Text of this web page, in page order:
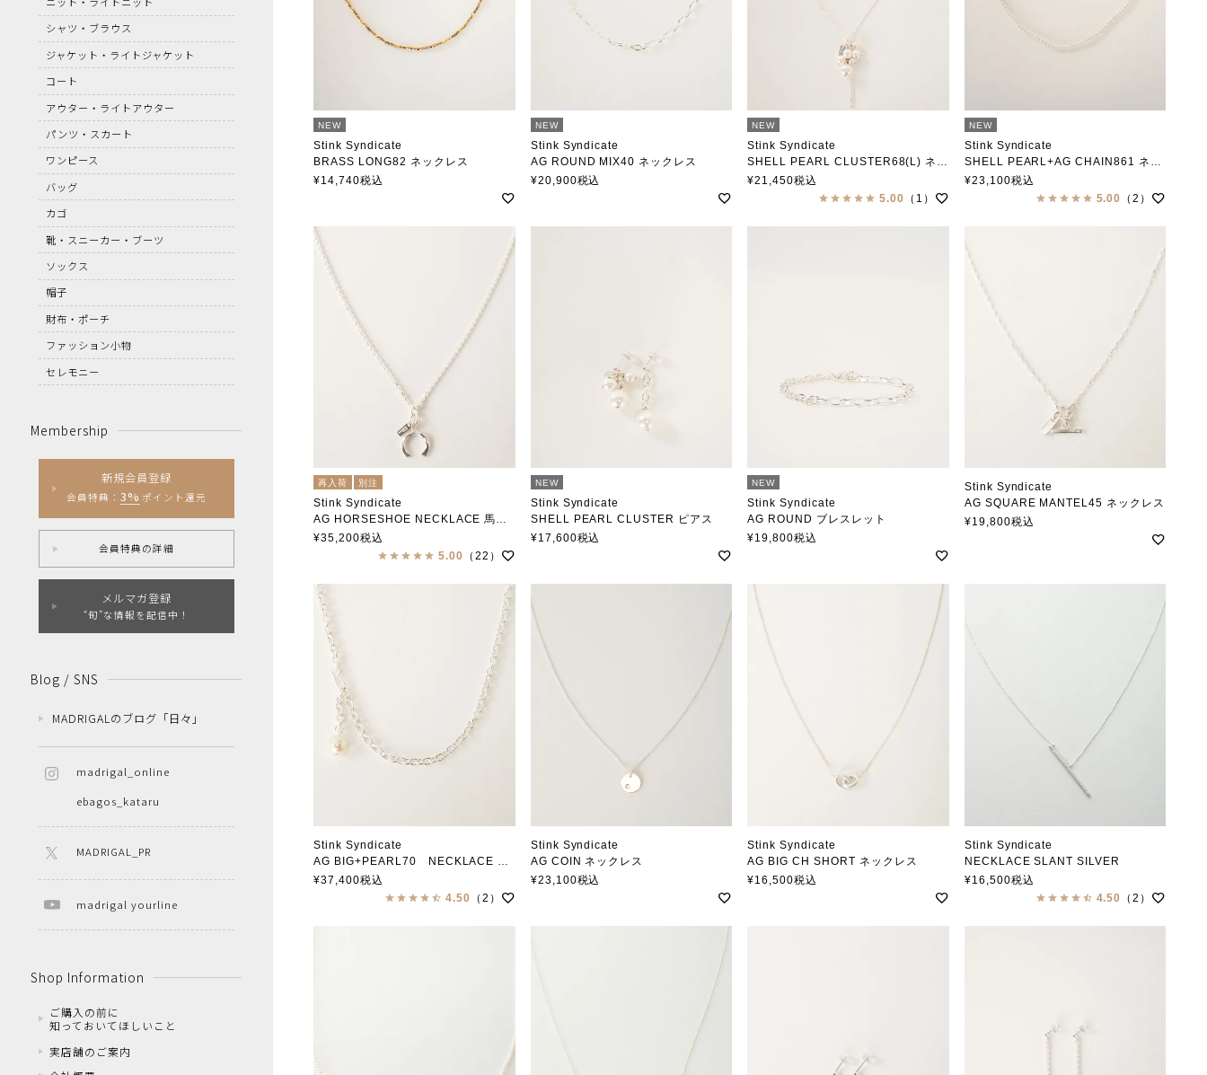
NEW
Stink Syndicate
BRASS LONG82 ネックレス
スティンクシンジケート
¥14,740税込
NEW
Stink Syndicate
AG ROUND MIX40 ネックレス
スティンクシンジケート
¥20,900税込
NEW
Stink Syndicate
SHELL PEARL CLUSTER68(L) ネックレス
スティンクシンジケート
¥21,450税込
5.00 （1）
NEW
Stink Syndicate
SHELL PEARL+AG CHAIN861 ネックレス
スティンクシンジケート
¥23,100税込
5.00 （2）
再入荷 別注
Stink Syndicate
AG HORSESHOE NECKLACE 馬蹄ネックレス
スティンクシンジケート
¥35,200税込
5.00 （22）
NEW
Stink Syndicate
SHELL PEARL CLUSTER ピアス
スティンクシンジケート
¥17,600税込
NEW
Stink Syndicate
AG ROUND ブレスレット
スティンクシンジケート
¥19,800税込
Stink Syndicate
AG SQUARE MANTEL45 ネックレス
スティンクシンジケート
¥19,800税込
Stink Syndicate
AG BIG+PEARL70 NECKLACE ネックレス
スティンクシンジケート
¥37,400税込
4.50 （2）
Stink Syndicate
AG COIN ネックレス
スティンクシンジケート
¥23,100税込
Stink Syndicate
AG BIG CH SHORT ネックレス
スティンクシンジケート
¥16,500税込
Stink Syndicate
NECKLACE SLANT SILVER
スティンクシンジケート
¥16,500税込
4.50 （2）
シャツ・ブラウス
ジャケット・ライトジャケット
コート
アウター・ライトアウター
パンツ・スカート
ワンピース
バッグ
カゴ
靴・スニーカー・ブーツ
ソックス
帽子
財布・ポーチ
ファッション小物
セレモニー
Membership
新規会員登録
会員特典： 3% ポイント還元
会員特典の詳細
メルマガ登録
“旬”な情報を配信中！
Blog / SNS
MADRIGALのブログ「日々」
madrigal_online
ebagos_kataru
MADRIGAL_PR
madrigal yourline
Shop Information
ご購入の前に
知っておいてほしいこと
実店舗のご案内